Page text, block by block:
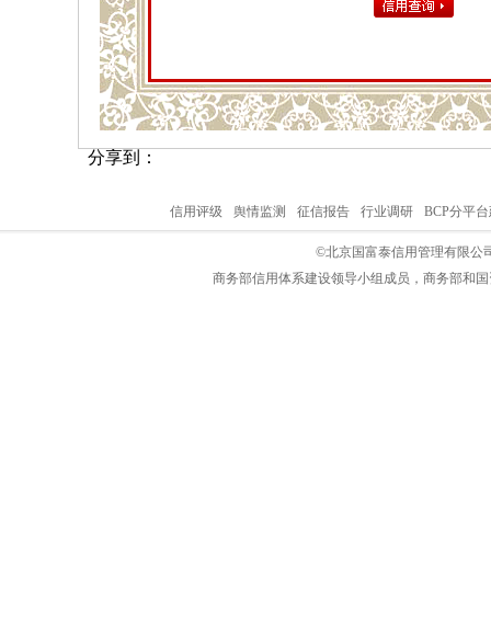
分享到：
信用评级 舆情监测 征信报告 行业调研 BCP分平
©北京国富泰信用管理有限公
商务部信用体系建设领导小组成员，商务部和